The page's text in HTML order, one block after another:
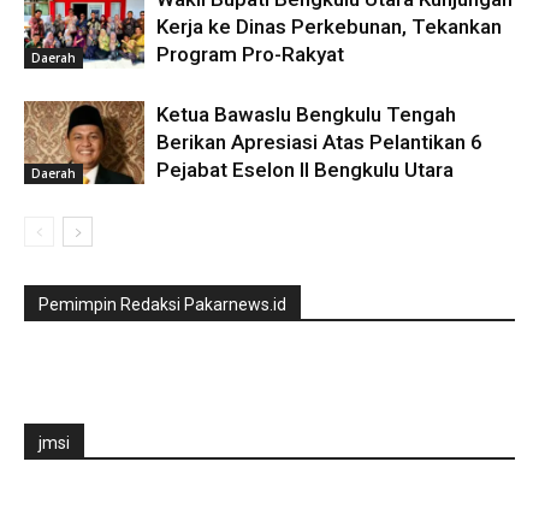
Daerah
Kerja ke Dinas Perkebunan, Tekankan
Program Pro-Rakyat
Daerah
Ketua Bawaslu Bengkulu Tengah
Berikan Apresiasi Atas Pelantikan 6
Pejabat Eselon II Bengkulu Utara
Pemimpin Redaksi Pakarnews.id
jmsi